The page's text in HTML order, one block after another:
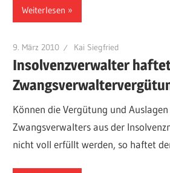
Weiterlesen
9. März 2010 Kai Siegfried
Insolvenzverwalter
Können die Vergütung und Auslagen
Zwangsverwalters aus der
nicht voll erfüllt werden, so haftet